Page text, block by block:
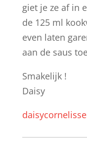
giet je ze af in
de 125 ml
even laten
aan de saus
Smakelijk !
Daisy